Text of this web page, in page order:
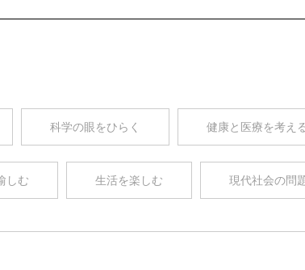
科学の眼をひらく 健康と医療を考え
しむ 生活を楽しむ 現代社会の問